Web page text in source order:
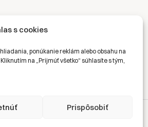
s cookies
ponúkanie reklám alebo obsahu na
na „Prijmúť všetko“ súhlasíte s tým,
Prispôsobiť